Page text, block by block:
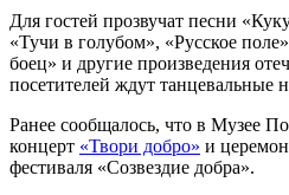
Для гостей прозвучат песни
«Тучи в голубом», «Русское
боец» и другие произведения
посетителей ждут танцевальные
Ранее сообщалось, что в Музее
концерт «Твори добро» и
фестиваля «Созвездие добра».